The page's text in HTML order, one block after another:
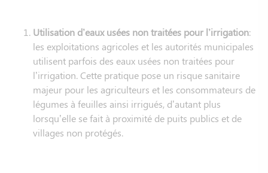
Utilisation d’eaux usées non traitées pour l’irrigation:
les exploitations agricoles et les autorités municipales
utilisent parfois des eaux usées non traitées pour
l’irrigation. Cette pratique pose un risque sanitaire
majeur pour les agriculteurs et les consommateurs de
légumes à feuilles ainsi irrigués, d’autant plus
lorsqu’elle se fait à proximité de puits publics et de
villages non protégés.